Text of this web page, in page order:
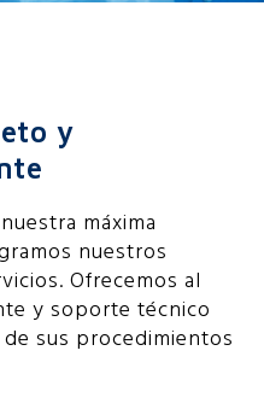
y
máxima
nuestros
Ofrecemos al
y soporte técnico
sus procedimientos